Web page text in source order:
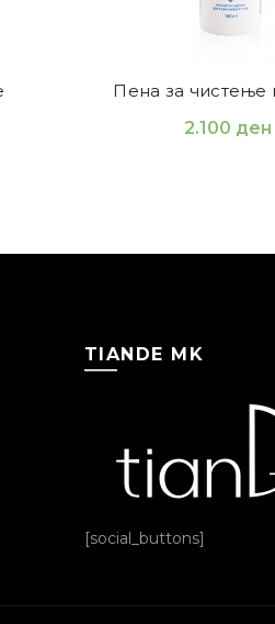
Пена за чистење
2.100 ден
TIANDE MK
[social_buttons]